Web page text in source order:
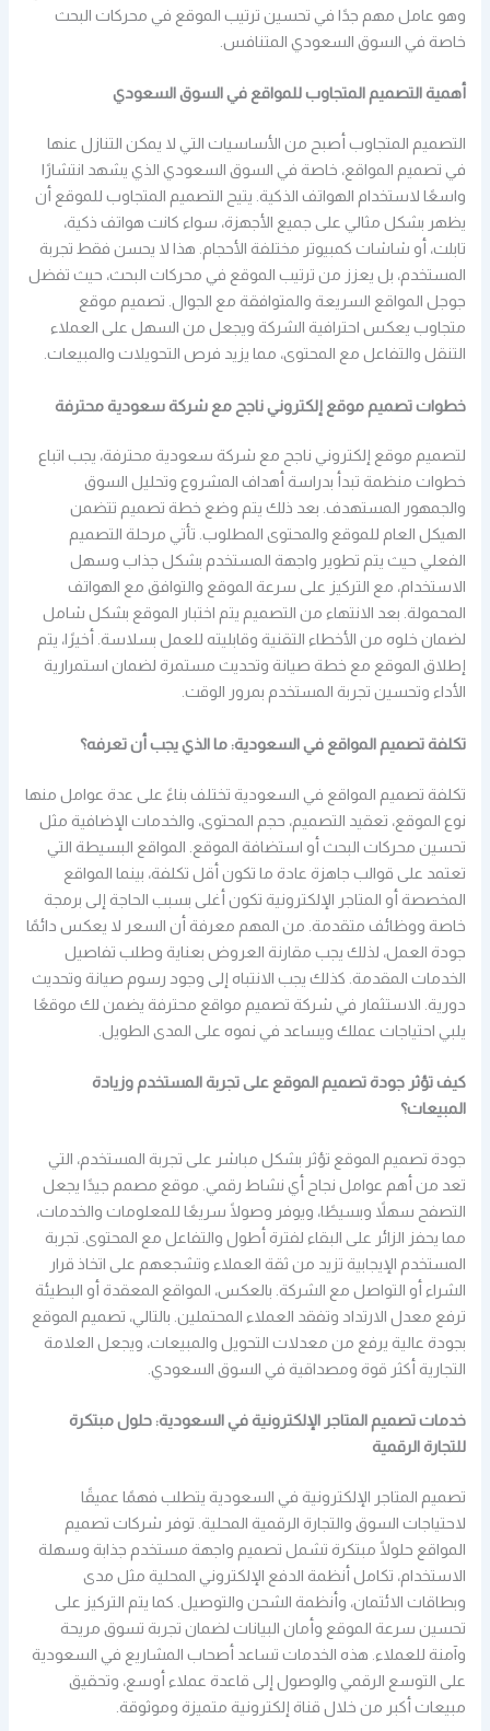
وهو عامل مهم جدًا في تحسين ترتيب الموقع في محركات البحث
خاصة في السوق السعودي المتنافس.
أهمية التصميم المتجاوب للمواقع في السوق السعودي
التصميم المتجاوب أصبح من الأساسيات التي لا يمكن التنازل عنها
في تصميم المواقع، خاصة في السوق السعودي الذي يشهد انتشارًا
واسعًا لاستخدام الهواتف الذكية. يتيح التصميم المتجاوب للموقع أن
يظهر بشكل مثالي على جميع الأجهزة، سواء كانت هواتف ذكية،
تابلت، أو شاشات كمبيوتر مختلفة الأحجام. هذا لا يحسن فقط تجربة
المستخدم، بل يعزز من ترتيب الموقع في محركات البحث، حيث تفضل
جوجل المواقع السريعة والمتوافقة مع الجوال. تصميم موقع
متجاوب يعكس احترافية الشركة ويجعل من السهل على العملاء
التنقل والتفاعل مع المحتوى، مما يزيد فرص التحويلات والمبيعات.
خطوات تصميم موقع إلكتروني ناجح مع شركة سعودية محترفة
لتصميم موقع إلكتروني ناجح مع شركة سعودية محترفة، يجب اتباع
خطوات منظمة تبدأ بدراسة أهداف المشروع وتحليل السوق
والجمهور المستهدف. بعد ذلك يتم وضع خطة تصميم تتضمن
الهيكل العام للموقع والمحتوى المطلوب. تأتي مرحلة التصميم
الفعلي حيث يتم تطوير واجهة المستخدم بشكل جذاب وسهل
الاستخدام، مع التركيز على سرعة الموقع والتوافق مع الهواتف
المحمولة. بعد الانتهاء من التصميم يتم اختبار الموقع بشكل شامل
لضمان خلوه من الأخطاء التقنية وقابليته للعمل بسلاسة. أخيرًا، يتم
إطلاق الموقع مع خطة صيانة وتحديث مستمرة لضمان استمرارية
الأداء وتحسين تجربة المستخدم بمرور الوقت.
تكلفة تصميم المواقع في السعودية: ما الذي يجب أن تعرفه؟
تكلفة تصميم المواقع في السعودية تختلف بناءً على عدة عوامل منها
نوع الموقع، تعقيد التصميم، حجم المحتوى، والخدمات الإضافية مثل
تحسين محركات البحث أو استضافة الموقع. المواقع البسيطة التي
تعتمد على قوالب جاهزة عادة ما تكون أقل تكلفة، بينما المواقع
المخصصة أو المتاجر الإلكترونية تكون أغلى بسبب الحاجة إلى برمجة
خاصة ووظائف متقدمة. من المهم معرفة أن السعر لا يعكس دائمًا
جودة العمل، لذلك يجب مقارنة العروض بعناية وطلب تفاصيل
الخدمات المقدمة. كذلك يجب الانتباه إلى وجود رسوم صيانة وتحديث
دورية. الاستثمار في شركة تصميم مواقع محترفة يضمن لك موقعًا
يلبي احتياجات عملك ويساعد في نموه على المدى الطويل.
كيف تؤثر جودة تصميم الموقع على تجربة المستخدم وزيادة
المبيعات؟
جودة تصميم الموقع تؤثر بشكل مباشر على تجربة المستخدم، التي
تعد من أهم عوامل نجاح أي نشاط رقمي. موقع مصمم جيدًا يجعل
التصفح سهلاً وبسيطًا، ويوفر وصولًا سريعًا للمعلومات والخدمات،
مما يحفز الزائر على البقاء لفترة أطول والتفاعل مع المحتوى. تجربة
المستخدم الإيجابية تزيد من ثقة العملاء وتشجعهم على اتخاذ قرار
الشراء أو التواصل مع الشركة. بالعكس، المواقع المعقدة أو البطيئة
ترفع معدل الارتداد وتفقد العملاء المحتملين. بالتالي، تصميم الموقع
بجودة عالية يرفع من معدلات التحويل والمبيعات، ويجعل العلامة
التجارية أكثر قوة ومصداقية في السوق السعودي.
خدمات تصميم المتاجر الإلكترونية في السعودية: حلول مبتكرة
للتجارة الرقمية
تصميم المتاجر الإلكترونية في السعودية يتطلب فهمًا عميقًا
لاحتياجات السوق والتجارة الرقمية المحلية. توفر شركات تصميم
المواقع حلولًا مبتكرة تشمل تصميم واجهة مستخدم جذابة وسهلة
الاستخدام، تكامل أنظمة الدفع الإلكتروني المحلية مثل مدى
وبطاقات الائتمان، وأنظمة الشحن والتوصيل. كما يتم التركيز على
تحسين سرعة الموقع وأمان البيانات لضمان تجربة تسوق مريحة
وآمنة للعملاء. هذه الخدمات تساعد أصحاب المشاريع في السعودية
على التوسع الرقمي والوصول إلى قاعدة عملاء أوسع، وتحقيق
مبيعات أكبر من خلال قناة إلكترونية متميزة وموثوقة.